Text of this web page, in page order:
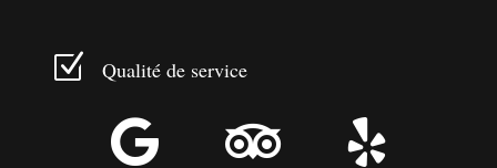
Z Qualité de service
  